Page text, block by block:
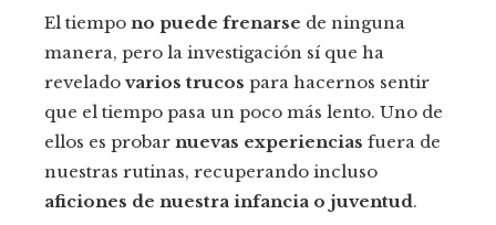
El tiempo no puede frenarse de ninguna
manera, pero la investigación sí que ha
revelado varios trucos para hacernos sentir
que el tiempo pasa un poco más lento. Uno de
ellos es probar nuevas experiencias fuera de
nuestras rutinas, recuperando incluso
aficiones de nuestra infancia o juventud.